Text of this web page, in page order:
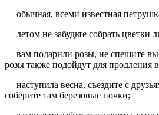
— обычная, всеми известная
— летом не забудьте собрать цветки
— вам подарили розы, не спешите
розы также подойдут для продления
— наступила весна, съездите с
соберите там березовые почки;